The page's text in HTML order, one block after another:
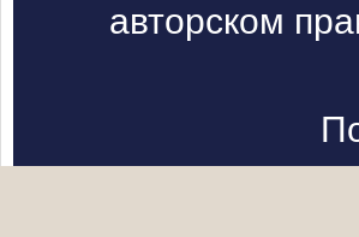
авторском